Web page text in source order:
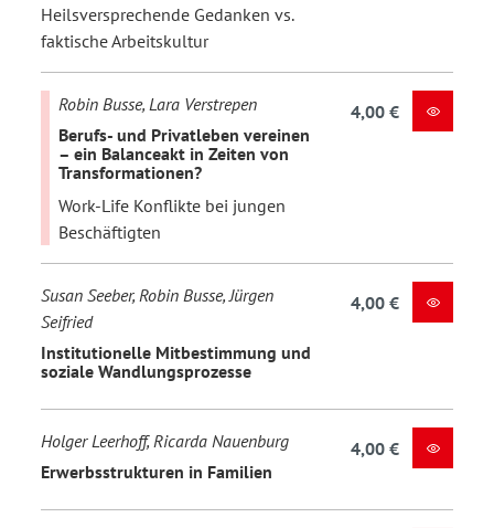
Heilsversprechende Gedanken vs.
faktische Arbeitskultur
Robin Busse, Lara Verstrepen
Berufs- und Privatleben vereinen
– ein Balanceakt in Zeiten von
Transformationen?
Work-Life Konflikte bei jungen
Beschäftigten
4,00 €
Susan Seeber, Robin Busse, Jürgen
Seifried
Institutionelle Mitbestimmung und
soziale Wandlungsprozesse
4,00 €
Holger Leerhoff, Ricarda Nauenburg
Erwerbsstrukturen in Familien
4,00 €